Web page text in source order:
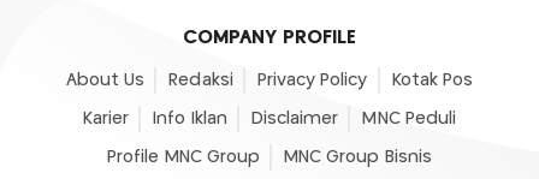
COMPANY PROFILE
About Us Redaksi Privacy Policy Kotak Pos
Karier Info Iklan Disclaimer MNC Peduli
Profile MNC Group MNC Group Bisnis